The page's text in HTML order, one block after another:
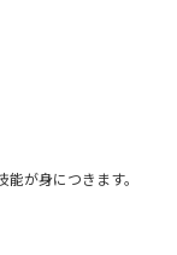
が身につきます。